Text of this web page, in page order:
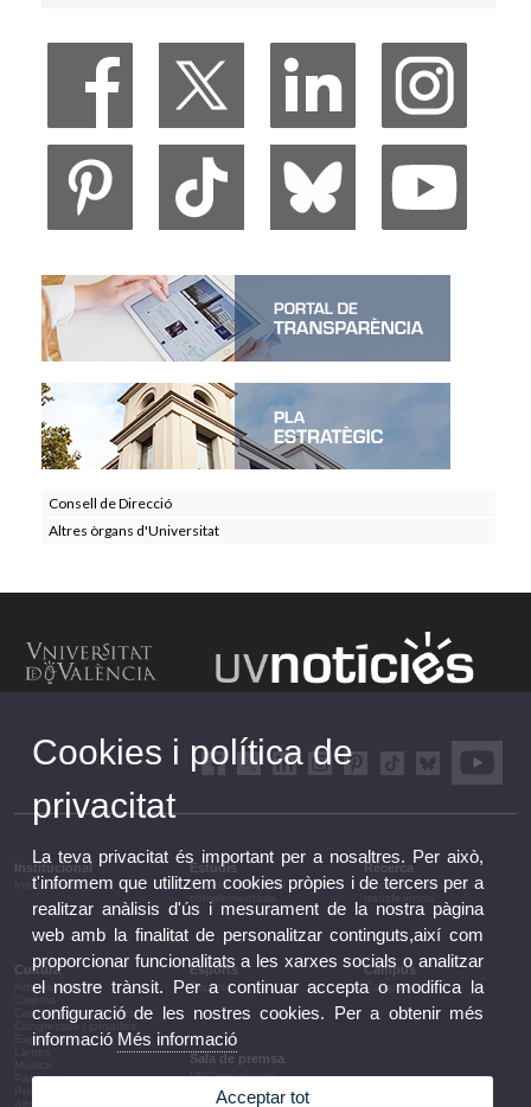
Consell de Direcció
Altres òrgans d'Universitat
Institucional
Institucional
Estudis
Estudis i formació
Recerca
Recerca, innovació i
Cultura
Arts escèniques
Conferències i debats
Congressos i jornades
Exposicions
Patrimoni
Esports
Esports
Campus
Campus
Sala de premsa
UVComunicació
Notes de premsa
Agenda de govern
Cookies i política de
privacitat
La teva privacitat és important per a nosaltres. Per això,
t'informem que utilitzem cookies pròpies i de tercers per a
realitzar anàlisis d'ús i mesurament de la nostra pàgina
web amb la finalitat de personalitzar continguts,així com
proporcionar funcionalitats a les xarxes socials o analitzar
el nostre trànsit. Per a continuar accepta o modifica la
configuració de les nostres cookies. Per a obtenir més
informació Més informació
Acceptar tot